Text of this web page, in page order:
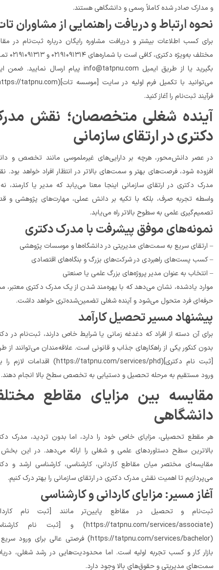
صادر شده کاملاً رسمی و دانشگاهی هستند.
ارتباط و دریافت راهنمایی از مشاوران تات
برای کسب اطلاعات بیشتر و دریافت مشاوره رایگان درباره ثبت‌نام در مقاطع
مختلف به‌ویژه دکتری، کافی است با شماره‌های ۰۲۱۹۱۰۹۱۳۱۴ و ۰۲۱۹۱۰۹۱۳۱۳ تماس
می‌توانید با تکمیل فرم اولیه در سایت [موسسه تات](https://tatpnu.com/)
را آغاز کنید.
آینده شغلی متخصصان؛ نقش مدرک
در ارتقای سازمانی
در عصر دانش‌محور، هرچه بر دارایی‌های غیرملموسی مانند تخصص و دانش
افزوده شود، فرصت‌های بهتر و سمت‌های بالاتر در انتظار افراد خواهد بود. نقش
مدرک دکتری در ارتقای سازمانی اینجا معنا می‌یابد که مدیر یا کارمند، نه به
واسطه تجربه صرف، بلکه با تکیه بر دانش عملی، مهارت‌های پژوهشی و قدرت
بالاتر راه می‌یابد.
با مدرک دکتری
به سمت‌های مدیریتی در دانشگاه‌ها و موسسات پژوهشی
در شرکت‌های بزرگ و بنگاه‌های اقتصادی
به عنوان مدیر پروژه‌های بزرگ علمی یا صنعتی
موارد یادشده، نشان می‌دهد که با بهره‌مند شدن از یک مدرک دکتری معتبر، مسیر
مسیر تحصیل کارآمد
برای آن دسته از افراد که دغدغه زمانی یا شرایط خاص دارند، ثبت‌نام در دکتری
بدون کنکور یکی از راهکارهای جذاب و قانونی است. علاقه‌مندان می‌توانند از طریق
مستقیم به مرحله تحصیل و دستیابی به تخصص سطح بالا انجام دهند.
مقایسه بین مزایای مقاطع مختلف
هر مقطع تحصیلی، مزایای خاص خود را دارد، اما بدون تردید، مدرک دکتری
بالاترین سطح دستاوردهای علمی و شغلی را ارائه می‌دهد. در این بخش به
مقایسه‌ای مختصر میان مقاطع کاردانی، کارشناسی، کارشناسی ارشد و دکتری
مسیر: مزایای کاردانی و کارشناسی
ثبت‌نام و تحصیل در مقاطع پایین‌تر مانند [ثبت نام کاردانی]
(https://tatpnu.com/services/associate) و [ثبت نام کارشناسی]
(https://tatpnu.com/services/bachelor) فرصتی عالی برای ورود سریع به
بازار کار و کسب تجربه اولیه است. اما محدودیت‌هایی در رشد شغلی، دریافت
وجود دارد.